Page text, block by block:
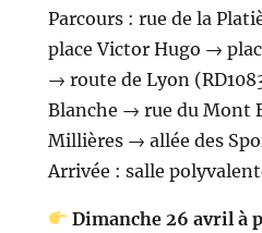
Parcours : rue de la
place Victor Hugo →
→ route de Lyon
Blanche → rue du Mont
Millières → allée des
Arrivée : salle
Dimanche 26 avril à